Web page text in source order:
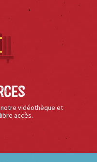
vidéothèque et
accès.